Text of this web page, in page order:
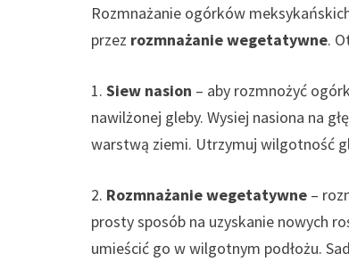
Rozmnażanie ogórków
przez rozmnażanie wegetatywne.
1. Siew nasion – aby rozmnożyć
nawilżonej gleby. Wysiej nasiona na
warstwą ziemi. Utrzymuj wilgotność
2. Rozmnażanie wegetatywne –
prosty sposób na uzyskanie nowych
umieścić go w wilgotnym podłożu.